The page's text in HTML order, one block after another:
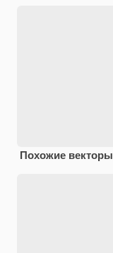
Похожие векторы